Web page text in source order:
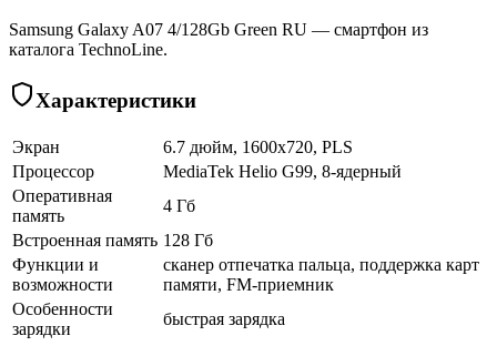
Samsung Galaxy A07 4/128Gb Green RU — смартфон из
каталога TechnoLine.
Характеристики
Экран
6.7 дюйм, 1600x720, PLS
Процессор
MediaTek Helio G99, 8-ядерный
Оперативная
память
4 Гб
Встроенная память 128 Гб
Функции и
возможности
сканер отпечатка пальца, поддержка карт
памяти, FM-приемник
Особенности
зарядки
быстрая зарядка